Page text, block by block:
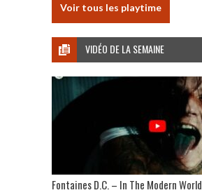
Voir tous les playtime
VIDÉO DE LA SEMAINE
Fontaines D.C. – In The Modern World